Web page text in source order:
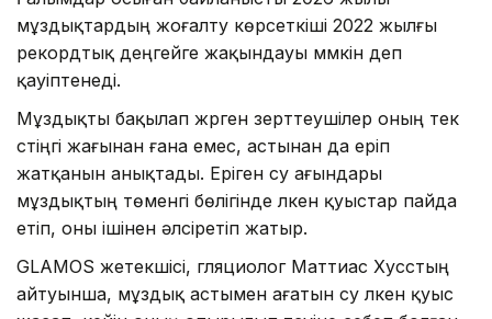
мұздықтардың жоғалту көрсеткіші 2022 жылғы
рекордтық деңгейге жақындауы мүмкін деп
қауіптенеді.
Мұздықты бақылап жүрген зерттеушілер оның тек
үстіңгі жағынан ғана емес, астынан да еріп
жатқанын анықтады. Еріген су ағындары
мұздықтың төменгі бөлігінде үлкен қуыстар пайда
етіп, оны ішінен әлсіретіп жатыр.
GLAMOS жетекшісі, гляциолог Маттиас Хусстың
айтуынша, мұздық астымен ағатын су үлкен қуыс